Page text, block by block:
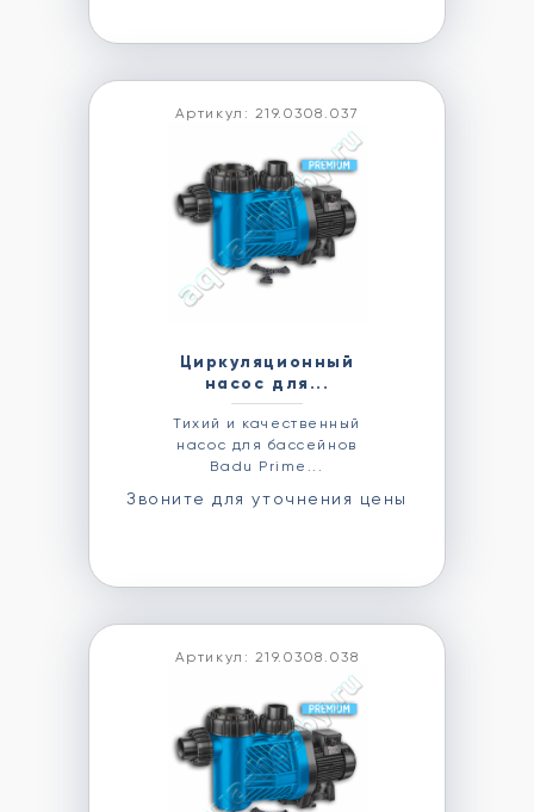
Артикул: 219.0308.037
Циркуляционный
насос для...
Тихий и качественный
насос для бассейнов
Badu Prime...
Звоните для уточнения цены
Артикул: 219.0308.038